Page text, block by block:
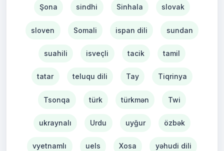
Şona sindhi Sinhala slovak
sloven Somali ispan dili sundan
suahili isveçli tacik tamil
tatar teluqu dili Tay Tiqrinya
Tsonqa türk türkmən Twi
ukraynalı Urdu uyğur özbək
vyetnamlı uels Xosa yəhudi dili